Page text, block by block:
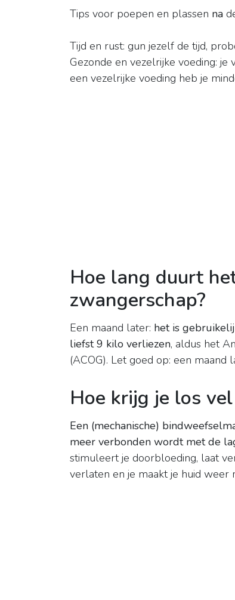
Tips voor poepen en plassen na
Tijd en rust: gun jezelf de tijd,
Gezonde en vezelrijke voeding:
een vezelrijke voeding heb je
Hoe lang duurt
zwangerschap?
Een maand later: het is
liefst 9 kilo verliezen, aldus het
(ACOG). Let goed op: een
Hoe krijg je los
Een (mechanische)
meer verbonden wordt met de
stimuleert je doorbloeding, laat
verlaten en je maakt je huid weer